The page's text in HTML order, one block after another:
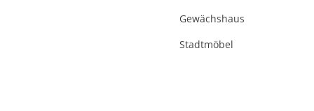
Gewächshaus
Stadtmöbel